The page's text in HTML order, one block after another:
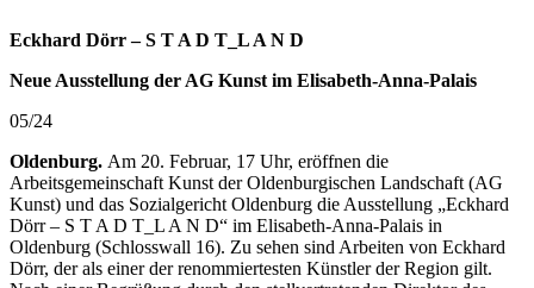
Eckhard Dörr – S T A D T_L A N D
Neue Ausstellung der AG Kunst im Elisabeth-Anna-Palais
05/24
Oldenburg. Am 20. Februar, 17 Uhr, eröffnen die
Arbeitsgemeinschaft Kunst der Oldenburgischen Landschaft (AG
Kunst) und das Sozialgericht Oldenburg die Ausstellung „Eckhard
Dörr – S T A D T_L A N D“ im Elisabeth-Anna-Palais in
Oldenburg (Schlosswall 16). Zu sehen sind Arbeiten von Eckhard
Dörr, der als einer der renommiertesten Künstler der Region gilt.